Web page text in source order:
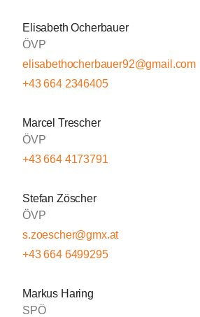
Elisabeth Ocherbauer
ÖVP
elisabethocherbauer92@gmail.com
+43 664 2346405
Marcel Trescher
ÖVP
+43 664 4173791
Stefan Zöscher
ÖVP
s.zoescher@gmx.at
+43 664 6499295
Markus Haring
SPÖ